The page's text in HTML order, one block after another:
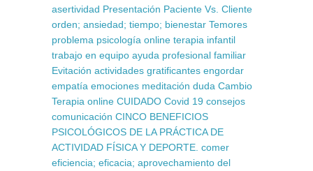
asertividad Presentación Paciente Vs. Cliente
orden; ansiedad; tiempo; bienestar Temores
problema psicología online terapia infantil
trabajo en equipo ayuda profesional familiar
Evitación actividades gratificantes engordar
empatía emociones meditación duda Cambio
Terapia online CUIDADO Covid 19 consejos
comunicación CINCO BENEFICIOS
PSICOLÓGICOS DE LA PRÁCTICA DE
ACTIVIDAD FÍSICA Y DEPORTE. comer
eficiencia; eficacia; aprovechamiento del